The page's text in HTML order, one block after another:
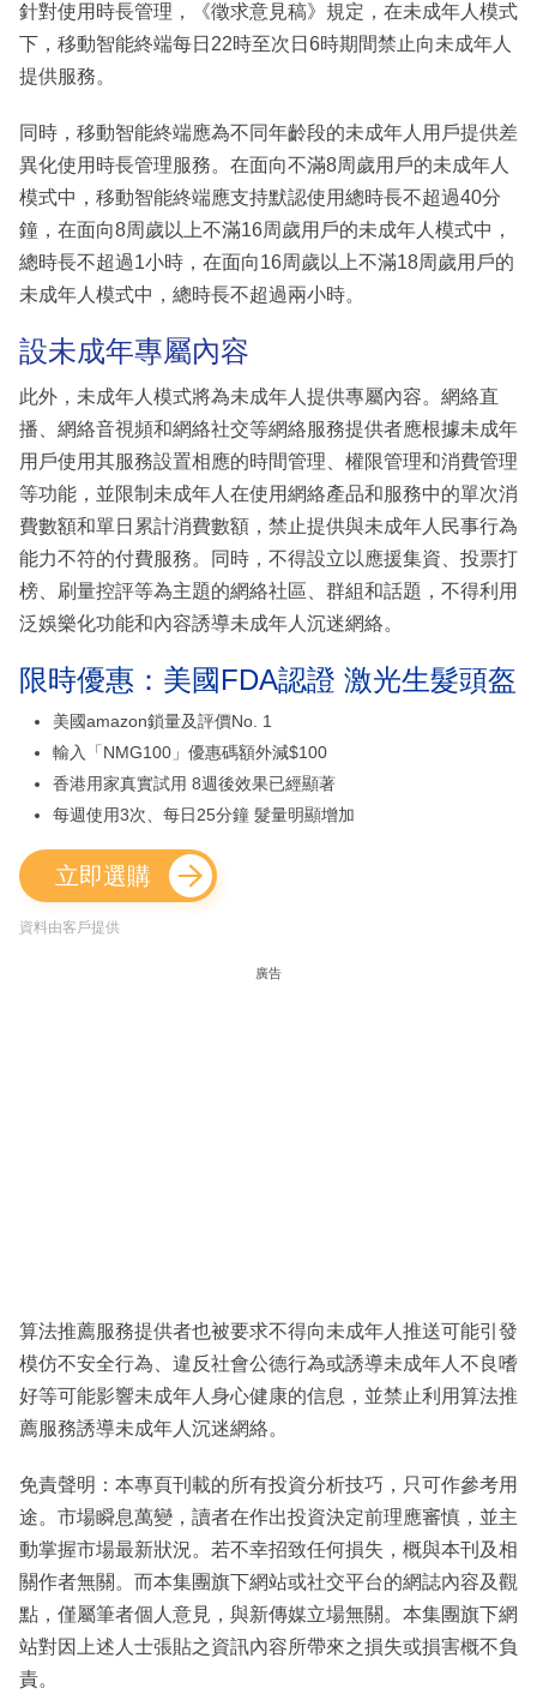
針對使用時長管理，《徵求意見稿》規定，在未成年人模式
下，移動智能終端每日22時至次日6時期間禁止向未成年人
提供服務。
同時，移動智能終端應為不同年齡段的未成年人用戶提供差
異化使用時長管理服務。在面向不滿8周歲用戶的未成年人
模式中，移動智能終端應支持默認使用總時長不超過40分
鐘，在面向8周歲以上不滿16周歲用戶的未成年人模式中，
總時長不超過1小時，在面向16周歲以上不滿18周歲用戶的
未成年人模式中，總時長不超過兩小時。
設未成年專屬內容
此外，未成年人模式將為未成年人提供專屬內容。網絡直
播、網絡音視頻和網絡社交等網絡服務提供者應根據未成年
用戶使用其服務設置相應的時間管理、權限管理和消費管理
等功能，並限制未成年人在使用網絡產品和服務中的單次消
費數額和單日累計消費數額，禁止提供與未成年人民事行為
能力不符的付費服務。同時，不得設立以應援集資、投票打
榜、刷量控評等為主題的網絡社區、群組和話題，不得利用
泛娛樂化功能和內容誘導未成年人沉迷網絡。
限時優惠：美國FDA認證 激光生髮頭盔
美國amazon鎖量及評價No. 1
輸入「NMG100」優惠碼額外減$100
香港用家真實試用 8週後效果已經顯著
每週使用3次、每日25分鐘 髮量明顯增加
立即選購
資料由客戶提供
廣告
算法推薦服務提供者也被要求不得向未成年人推送可能引發
模仿不安全行為、違反社會公德行為或誘導未成年人不良嗜
好等可能影響未成年人身心健康的信息，並禁止利用算法推
薦服務誘導未成年人沉迷網絡。
免責聲明：本專頁刊載的所有投資分析技巧，只可作參考用
途。市場瞬息萬變，讀者在作出投資決定前理應審慎，並主
動掌握市場最新狀況。若不幸招致任何損失，概與本刊及相
關作者無關。而本集團旗下網站或社交平台的網誌內容及觀
點，僅屬筆者個人意見，與新傳媒立場無關。本集團旗下網
站對因上述人士張貼之資訊內容所帶來之損失或損害概不負
責。